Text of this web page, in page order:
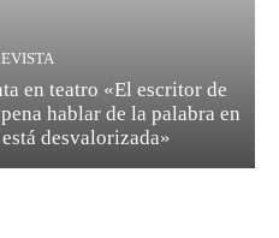
en teatro «El escritor de
hablar de la palabra en
desvalorizada»